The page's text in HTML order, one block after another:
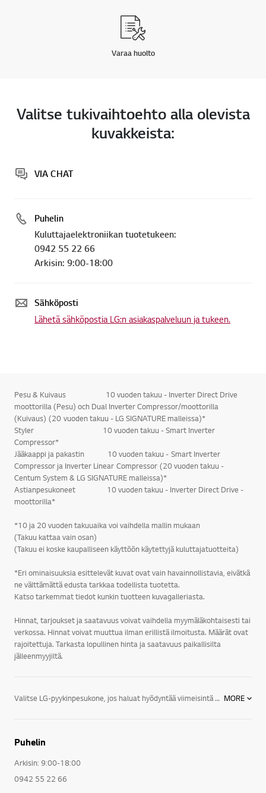
Varaa huolto
Valitse tukivaihtoehto alla olevista
kuvakkeista:
VIA CHAT
Puhelin
Kuluttajaelektroniikan tuotetukeen:
0942 55 22 66
Arkisin: 9:00-18:00
Sähköposti
Lähetä sähköpostia LG:n asiakaspalveluun ja tukeen.
Pesu & Kuivaus 10 vuoden takuu - Inverter Direct Drive
moottorilla (Pesu) och Dual Inverter Compressor/moottorilla
(Kuivaus) (20 vuoden takuu - LG SIGNATURE malleissa)*
Styler 10 vuoden takuu - Smart Inverter
Compressor*
Jääkaappi ja pakastin 10 vuoden takuu - Smart Inverter
Compressor ja Inverter Linear Compressor (20 vuoden takuu -
Centum System & LG SIGNATURE malleissa)*
Astianpesukoneet 10 vuoden takuu - Inverter Direct Drive -
moottorilla*
*10 ja 20 vuoden takuuaika voi vaihdella mallin mukaan
(Takuu kattaa vain osan)
(Takuu ei koske kaupalliseen käyttöön käytettyjä kuluttajatuotteita)
*Eri ominaisuuksia esittelevät kuvat ovat vain havainnollistavia, eivätkä
ne välttämättä edusta tarkkaa todellista tuotetta.
Katso tarkemmat tiedot kunkin tuotteen kuvagalleriasta.
Hinnat, tarjoukset ja saatavuus voivat vaihdella myymäläkohtaisesti tai
verkossa. Hinnat voivat muuttua ilman erillistä ilmoitusta. Määrät ovat
rajoitettuja. Tarkasta lopullinen hinta ja saatavuus paikallisilta
jälleenmyyjiltä.
Valitse LG-pyykinpesukone, jos haluat hyödyntää viimeisintä teknologiaa. Tässä muutamia ominaisuuksia:LG-pyykinpesukoneissa on LG:n patentoima suoravetomoottori, Direct Drive, jossa moottori kiinnitetään suoraan rumpuun. Suoravetomoottorin ansiosta kone on kestävä ja hiljainen. Kuluvia osia, kuten hiiliharjat ja vetohihna, on huomattavasti vähemmän. Moottorille annamme 10 vuoden täystakuun. Jos moottori kaikesta huolimatta rikkoutuu kymmenen vuoden aikana, vaihdamme moottorin kuluitta uuteen. LG True Steam -höyrytoiminnolla varustetuissa pyykinpesukoneissa on mahdollista lisätä normaaliin pesuohjelmaan mukaan höyry. Höyry avaa vaatteiden kuidut, irrottaa lian tehokkaasti ja poistaa epämiellyttäviä hajuja. Höyrytoiminto on mahdollista valita mukaan lähes kaikkiin useimmin käytettäviin ohjelmiin. Allergiaohjelmassa höyry poistaa 99,9% kaikista pölypunkeista ja bakteereista jo 60 asteen lämpötilassa, jolloin se ei ole vaatteille haitallinen. Lisäksi höyry poistaa vaatteista myös siitepölyn, eläinten hilseen ja erilaiset allergeenit.Erilaiset vaatteet sekä materiaalit on hyvä pestä eri tavoin. LG:n suoravetomoottori, Direct Drive, on asennettu suoraan kiinni rumpuun, jolloin rumpua voidaan liikuttaa huomattavasti tehokkaammin ja monipuolisemmin. Käynnistäminen, pysäyttäminen ja suunnanmuutos voidaan suorittaa tarkasti. LG:n pyykinpesukoneiden 6 Motion on kuusi erilaista pesurytmiä, joissa rumpua liikutellaan tehokkaasti ja eri tavoin. 6 Motionin rummun liikkeiden ansiosta saadaan aikaan paras mahdollinen pesutulos, pienellä vesimäärällä ja kohtuullisessa ajassa.LG:n pyykinpesukoneet on suunniteltu samalla huipputeknologialla ja innovaatioilla, jotka saavat kaikki muutkin kodinkoneemme erottumaan edukseen. Tulet huomaamaan, että tyylikkäällä muotoilulla ja lyömättömällä suorituskyvyllä varustetut pyykinpesukoneemme ovat uskomattomia, kun ne ovat käytössä, ja uskomattoman hyvännäköisiä, kun niitä ei käytetä.Ota kaikki irti elämästä! Olitpa sitten uudistamassa keittiökoneitasi, rakentamassa pesuhuonetta tai kalustamassa koko taloa, tutustu LG:n tyylikkäisiin ja innovatiivisiin kodinkoneisiin, jotka sopivat niin elämäntyyliisi kuin kotisi sisustukseenkin.LG:n kodinkoneet jääkaapeista, liesistä, uuneista ja astianpesukoneista pyykinpesukoneisiin, kuivausrumpuihin sekä ilmastointi- ja kosteudenpoistolaitteisiin tarjoavat energiansäästöratkaisuja, jotka on suunniteltu auttamaan sinua tekemään enemmän niitä asioita, joita rakastat.Elämä on helpompaa, kun sinulla on oikeat välineet. Käytä hetki ajastasi tutustumalla hyvin suunniteltuihin LG-kodinkoneisiin, joiden avulla selviydyt kaikesta. MORE
Puhelin
Arkisin: 9:00-18:00
0942 55 22 66